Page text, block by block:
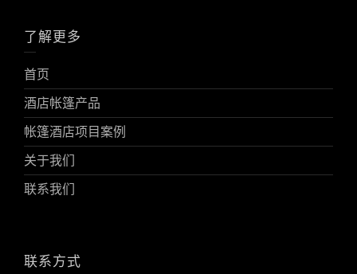
了解更多
首页
酒店帐篷产品
帐篷酒店项目案例
关于我们
联系我们
联系方式